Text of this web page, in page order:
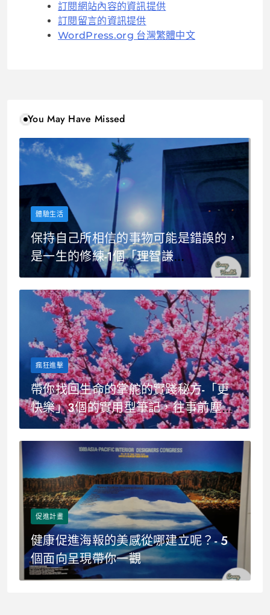
訂閱網站內容的資訊提供
訂閱留言的資訊提供
WordPress.org 台灣繁體中文
You May Have Missed
體驗生活
保持自己所相信的事物可能是錯誤的，
是一生的修練-1個「理智謙
遜/ Intellectual humility」帶給我的教
養啟發
瘋狂進擊
帶你找回生命的掌舵的實踐秘方-「更
快樂」3個的實用型筆記，往事前塵皆
不足道，心靈感受更勝一切
促進計畫
健康促進海報的美感從哪建立呢？- 5
個面向呈現帶你一觀